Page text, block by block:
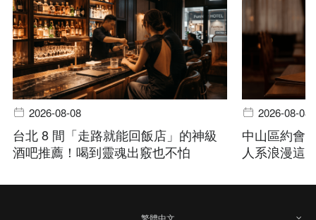
2026-08-08
台北 8 間「走路就能回飯店」的神級
酒吧推薦！喝到靈魂出竅也不怕
2026-08-08
中山區約會
人系浪漫這